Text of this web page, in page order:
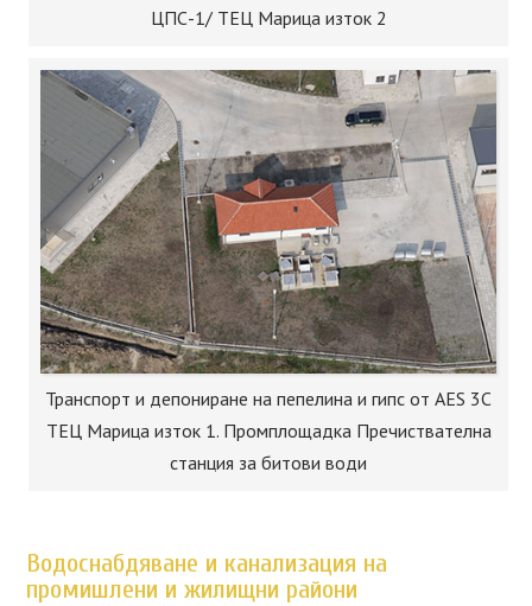
ЦПС-1/ ТЕЦ Марица изток 2
Транспорт и депониране на пепелина и гипс от AES 3C
ТЕЦ Марица изток 1. Промплощадка Пречиствателна
станция за битови води
Водоснабдяване и канализация на
промишлени и жилищни райони